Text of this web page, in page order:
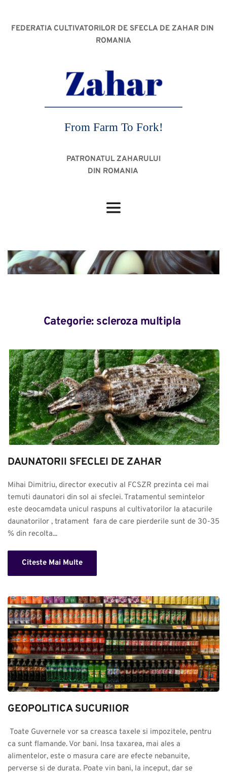
FEDERATIA CULTIVATORILOR DE SFECLA DE ZAHAR DIN
ROMANIA
From Farm To Fork!
PATRONATUL ZAHARULUI
DIN ROMANIA
Categorie: scleroza multipla
DAUNATORII SFECLEI DE ZAHAR
Mihai Dimitriu, director executiv al FCSZR prezinta cei mai
temuti daunatori din sol ai sfeclei. Tratamentul semintelor
este deocamdata unicul raspuns al cultivatorilor la atacurile
daunatorilor , tratament  fara de care pierderile sunt de 30-35
% din recolta...
Citeste Mai Multe
GEOPOLITICA SUCURIlOR
ca sunt flamande. Vor bani. Insa taxarea, mai ales a
alimentelor, este o masura care are efecte nebanuite,
perverse si de durata. Poate vin bani, la inceput, dar se